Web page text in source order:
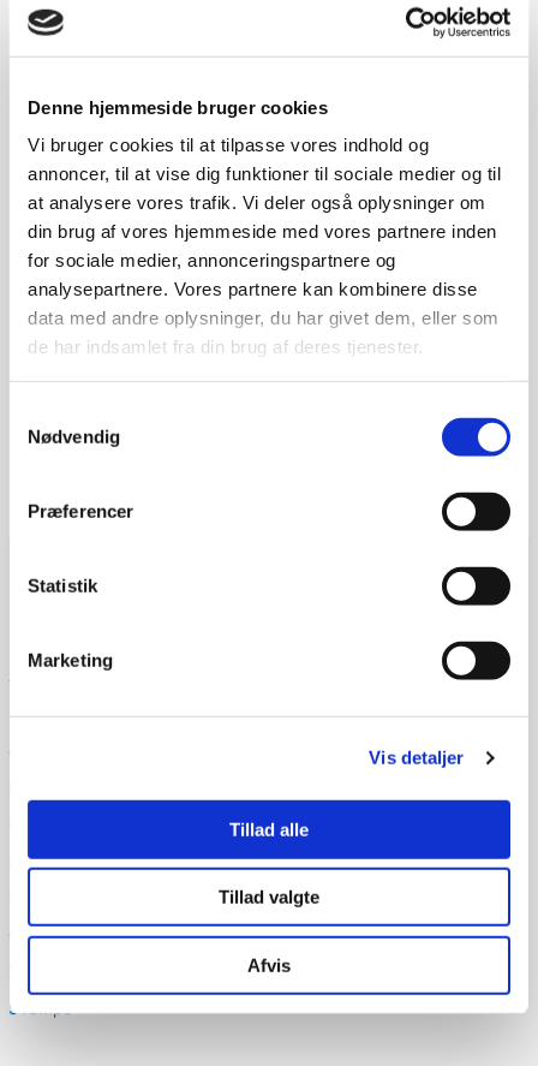
Denne hjemmeside bruger cookies
Vi bruger cookies til at tilpasse vores indhold og
annoncer, til at vise dig funktioner til sociale medier og til
at analysere vores trafik. Vi deler også oplysninger om
din brug af vores hjemmeside med vores partnere inden
for sociale medier, annonceringspartnere og
analysepartnere. Vores partnere kan kombinere disse
data med andre oplysninger, du har givet dem, eller som
de har indsamlet fra din brug af deres tjenester.
Nødvendig
Præferencer
Statistik
Marketing
Vis detaljer
Tillad alle
Tillad valgte
Afvis
Varekategorier
Gua sha og CUPme
Masker
Organic Konjac
Svampe
Brugernavn eller e-mailadresse*
Adgangskode *
Husk mig
Log ind